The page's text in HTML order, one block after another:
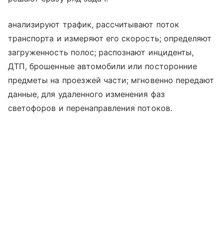
анализируют трафик, рассчитывают поток
транспорта и измеряют его скорость; определяют
загруженность полос; распознают инциденты,
ДТП, брошенные автомобили или посторонние
предметы на проезжей части; мгновенно передают
данные, для удаленного изменения фаз
светофоров и перенаправления потоков.